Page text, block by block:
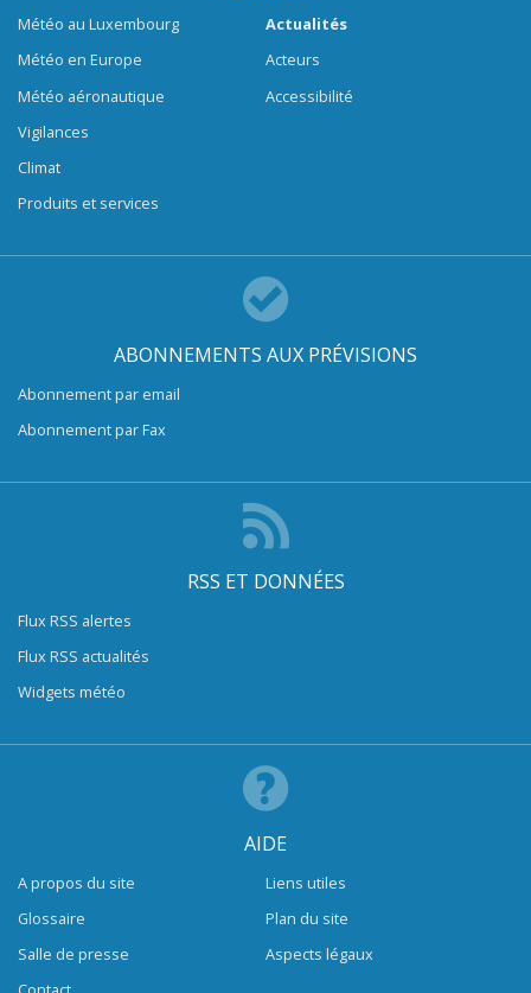
Météo au Luxembourg
Météo en Europe
Météo aéronautique
Vigilances
Climat
Produits et services
Actualités
Acteurs
Accessibilité
ABONNEMENTS AUX PRÉVISIONS
Abonnement par email
Abonnement par Fax
RSS ET DONNÉES
Flux RSS alertes
Flux RSS actualités
Widgets météo
AIDE
A propos du site
Glossaire
Salle de presse
Liens utiles
Plan du site
Aspects légaux